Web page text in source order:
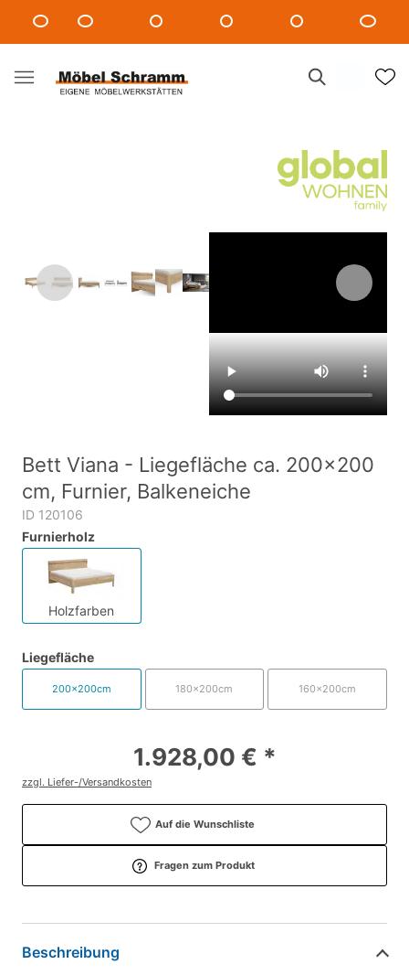
Bett Viana - Liegefläche ca. 200x200
cm, Furnier, Balkeneiche
ID 120106
Furnierholz
Holzfarben
Liegefläche
200x200cm 180x200cm 160x200cm
1.928,00 € *
zzgl. Liefer-/Versandkosten
Auf die Wunschliste
Fragen zum Produkt
Beschreibung